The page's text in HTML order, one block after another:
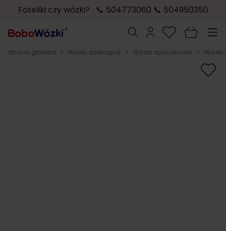
Foteliki czy wózki? 📞 504773060 📞 504950350
Szukaj
Strona główna > Wózki dziecięce > Wózki spacerowe >